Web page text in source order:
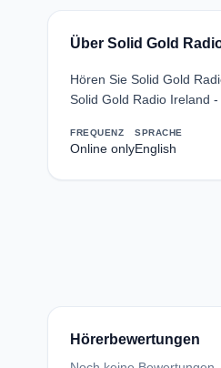
Über Solid Gold
Hören Sie Solid Gold
Solid Gold Radio Ireland
FREQUENZ
Online only
SPRACHE
English
Hörerbewertungen